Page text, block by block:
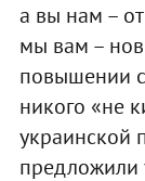
а вы нам –
мы вам –
повышении
никого «не
украинской
предложили